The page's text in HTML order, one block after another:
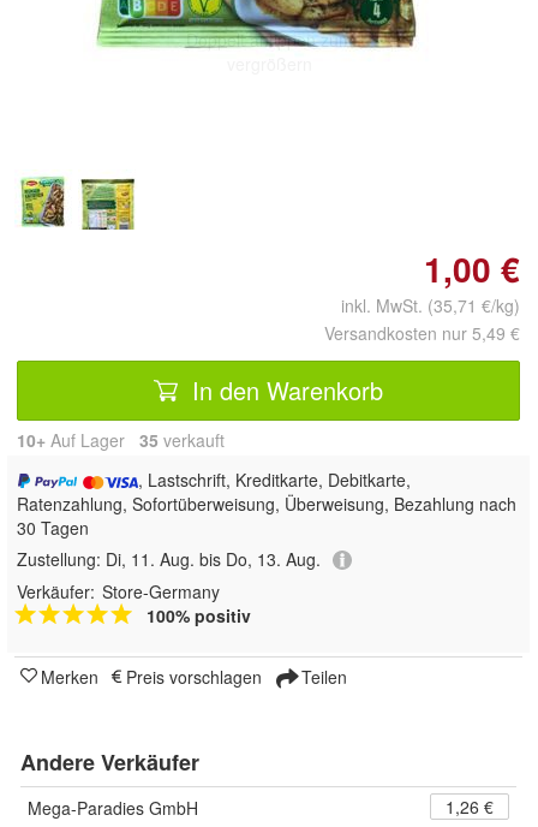
Doppelt antippen zum
1,00 €
inkl. MwSt. (35,71 €/kg)
Versandkosten nur 5,49 €
In den Warenkorb
10+ Auf Lager 35 verkauft
, Lastschrift, Kreditkarte, Debitkarte,
Ratenzahlung, Sofortüberweisung, Überweisung, Bezahlung nach
30 Tagen
Zustellung: Di, 11. Aug. bis Do, 13. Aug.
Verkäufer: Store-Germany
100% positiv
Merken Preis vorschlagen Teilen
Andere Verkäufer
Mega-Paradies GmbH
1,26 €